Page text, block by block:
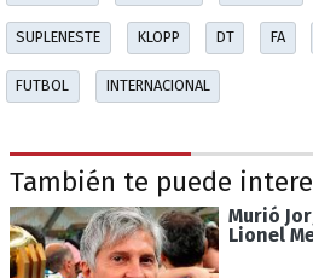
SUPLENESTE KLOPP DT FA
FUTBOL INTERNACIONAL
También te puede
Murió
Lionel